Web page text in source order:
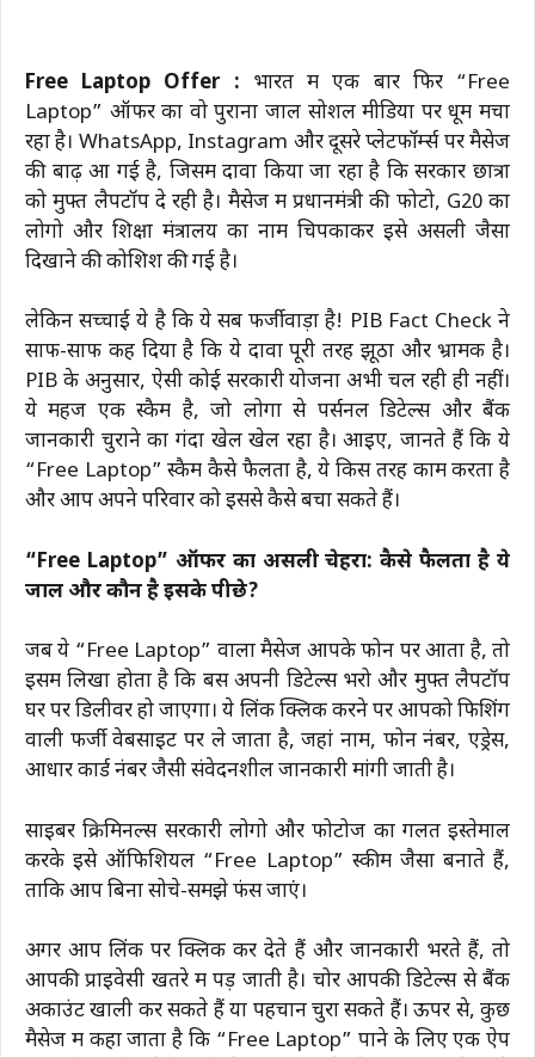
Free Laptop Offer : भारत में एक बार फिर “Free
Laptop” ऑफर का वो पुराना जाल सोशल मीडिया पर धूम मचा
रहा है। WhatsApp, Instagram और दूसरे प्लेटफॉर्म्स पर मैसेज
की बाढ़ आ गई है, जिसमें दावा किया जा रहा है कि सरकार छात्रों
को मुफ्त लैपटॉप दे रही है। मैसेज में प्रधानमंत्री की फोटो, G20 का
लोगो और शिक्षा मंत्रालय का नाम चिपकाकर इसे असली जैसा
दिखाने की कोशिश की गई है।
लेकिन सच्चाई ये है कि ये सब फर्जीवाड़ा है! PIB Fact Check ने
साफ-साफ कह दिया है कि ये दावा पूरी तरह झूठा और भ्रामक है।
PIB के अनुसार, ऐसी कोई सरकारी योजना अभी चल रही ही नहीं।
ये महज एक स्कैम है, जो लोगों से पर्सनल डिटेल्स और बैंक
जानकारी चुराने का गंदा खेल खेल रहा है। आइए, जानते हैं कि ये
“Free Laptop” स्कैम कैसे फैलता है, ये किस तरह काम करता है
और आप अपने परिवार को इससे कैसे बचा सकते हैं।
“Free Laptop” ऑफर का असली चेहरा: कैसे फैलता है ये
जाल और कौन है इसके पीछे?
जब ये “Free Laptop” वाला मैसेज आपके फोन पर आता है, तो
इसमें लिखा होता है कि बस अपनी डिटेल्स भरो और मुफ्त लैपटॉप
घर पर डिलीवर हो जाएगा। ये लिंक क्लिक करने पर आपको फिशिंग
वाली फर्जी वेबसाइट पर ले जाता है, जहां नाम, फोन नंबर, एड्रेस,
आधार कार्ड नंबर जैसी संवेदनशील जानकारी मांगी जाती है।
साइबर क्रिमिनल्स सरकारी लोगो और फोटोज का गलत इस्तेमाल
करके इसे ऑफिशियल “Free Laptop” स्कीम जैसा बनाते हैं,
ताकि आप बिना सोचे-समझे फंस जाएं।
अगर आप लिंक पर क्लिक कर देते हैं और जानकारी भरते हैं, तो
आपकी प्राइवेसी खतरे में पड़ जाती है। चोर आपकी डिटेल्स से बैंक
अकाउंट खाली कर सकते हैं या पहचान चुरा सकते हैं। ऊपर से, कुछ
मैसेज में कहा जाता है कि “Free Laptop” पाने के लिए एक ऐप